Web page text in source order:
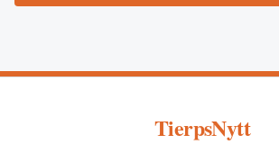
TierpsNytt